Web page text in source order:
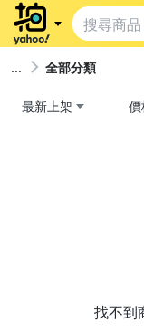
全部分類
最新上架
找不到